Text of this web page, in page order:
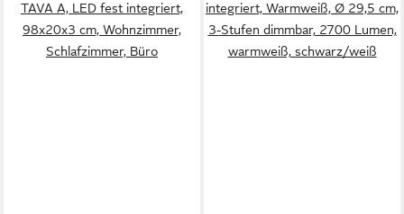
TAVA A, LED fest integriert,
98x20x3 cm, Wohnzimmer,
Schlafzimmer, Büro
integriert, Warmweiß, Ø 29,5 cm,
3-Stufen dimmbar, 2700 Lumen,
warmweiß, schwarz/weiß